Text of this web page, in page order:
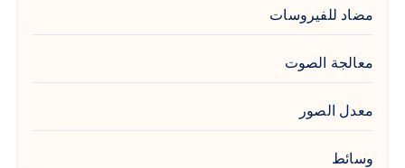
مضاد للفيروسات
معالجة الصوت
معدل الصور
وسائط